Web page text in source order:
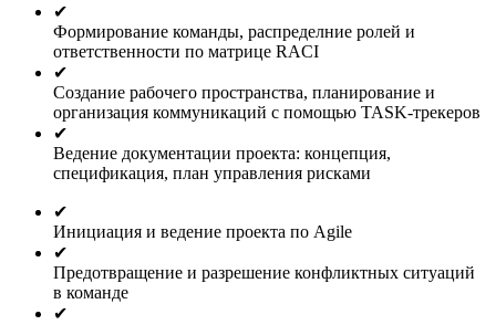
✔
Формирование команды, распределние ролей и
ответственности по матрице RACI
✔
Создание рабочего пространства, планирование и
организация коммуникаций с помощью TASK-трекеров
✔
Ведение документации проекта: концепция,
спецификация, план управления рисками
✔
Инициация и ведение проекта по Agile
✔
Предотвращение и разрешение конфликтных ситуаций
в команде
✔